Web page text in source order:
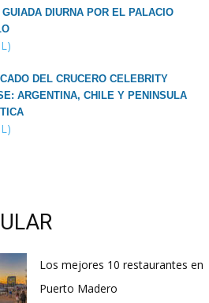
DIURNA POR EL PALACIO
DEL CRUCERO CELEBRITY
ARGENTINA, CHILE Y PENINSULA
Los mejores 10 restaurantes en
Puerto Madero